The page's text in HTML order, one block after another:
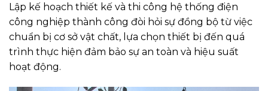
Lập kế hoạch thiết kế và thi công hệ thống điện
công nghiệp thành công đòi hỏi sự đồng bộ từ việc
chuẩn bị cơ sở vật chất, lựa chọn thiết bị đến quá
trình thực hiện đảm bảo sự an toàn và hiệu suất
hoạt động.